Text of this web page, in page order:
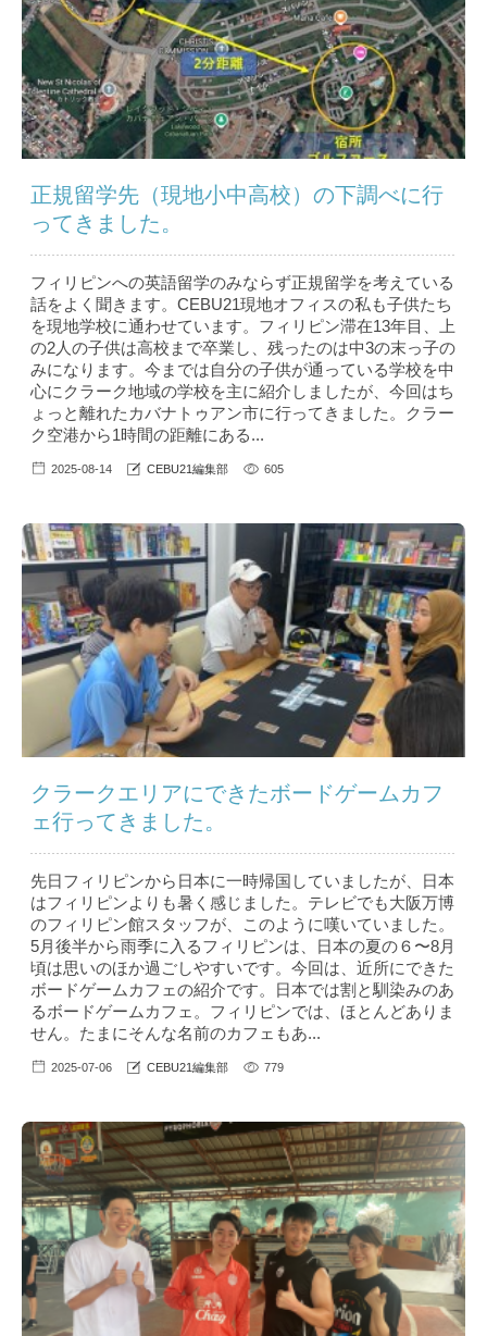
正規留学先（現地小中高校）の下調べに行
ってきました。
フィリピンへの英語留学のみならず正規留学を考えている
話をよく聞きます。CEBU21現地オフィスの私も子供たち
を現地学校に通わせています。フィリピン滞在13年目、上
の2人の子供は高校まで卒業し、残ったのは中3の末っ子の
みになります。今までは自分の子供が通っている学校を中
心にクラーク地域の学校を主に紹介しましたが、今回はち
ょっと離れたカバナトゥアン市に行ってきました。クラー
ク空港から1時間の距離にある...
2025-08-14 CEBU21編集部 605
クラークエリアにできたボードゲームカフ
ェ行ってきました。
先日フィリピンから日本に一時帰国していましたが、日本
はフィリピンよりも暑く感じました。テレビでも大阪万博
のフィリピン館スタッフが、このように嘆いていました。
5月後半から雨季に入るフィリピンは、日本の夏の６〜8月
頃は思いのほか過ごしやすいです。今回は、近所にできた
ボードゲームカフェの紹介です。日本では割と馴染みのあ
るボードゲームカフェ。フィリピンでは、ほとんどありま
せん。たまにそんな名前のカフェもあ...
2025-07-06 CEBU21編集部 779